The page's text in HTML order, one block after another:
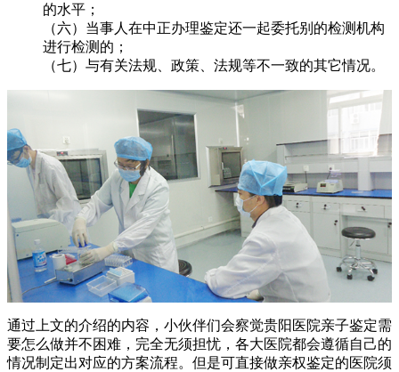
的水平；
（六）当事人在中正办理鉴定还一起委托别的检测机构
进行检测的；
（七）与有关法规、政策、法规等不一致的其它情况。
通过上文的介绍的内容，小伙伴们会察觉贵阳医院亲子鉴定需
要怎么做并不困难，完全无须担忧，各大医院都会遵循自己的
情况制定出对应的方案流程。但是可直接做亲权鉴定的医院须